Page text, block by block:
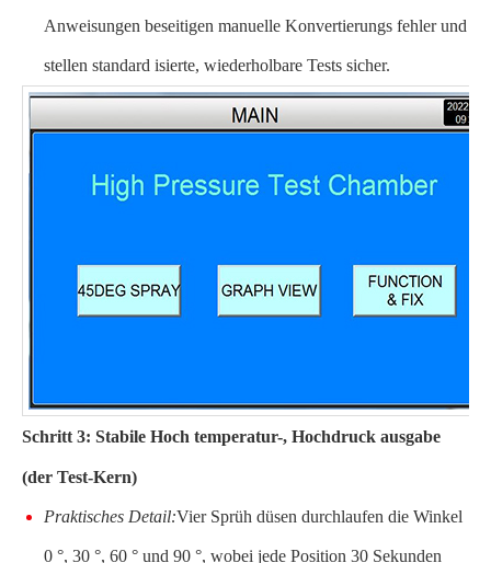
Anweisungen beseitigen manuelle Konvertierungs fehler und
stellen standard isierte, wiederholbare Tests sicher.
Schritt 3: Stabile Hoch temperatur-, Hochdruck ausgabe
(der Test-Kern)
Praktisches Detail:Vier Sprüh düsen durchlaufen die Winkel
0 °, 30 °, 60 ° und 90 °, wobei jede Position 30 Sekunden